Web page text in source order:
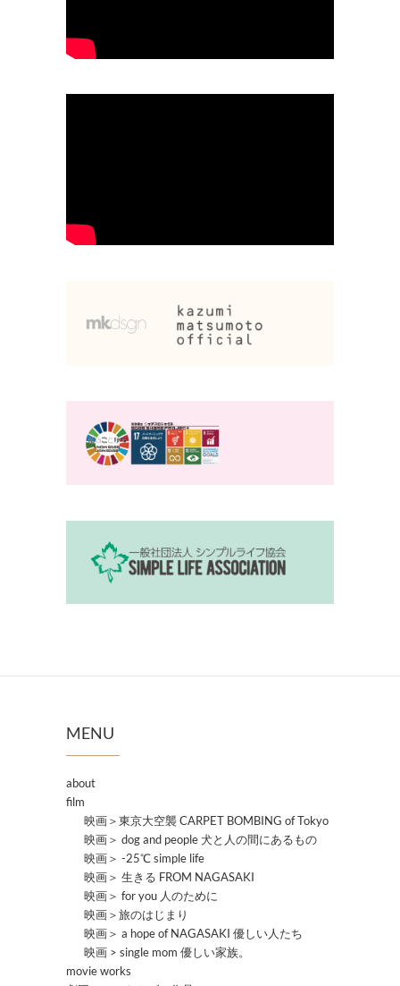
MENU
about
film
映画＞東京大空襲 CARPET BOMBING of Tokyo
映画＞ dog and people 犬と人の間にあるもの
映画＞ -25℃ simple life
映画＞ 生きる FROM NAGASAKI
映画＞ for you 人のために
映画＞旅のはじまり
映画＞ a hope of NAGASAKI 優しい人たち
映画 > single mom 優しい家族。
movie works